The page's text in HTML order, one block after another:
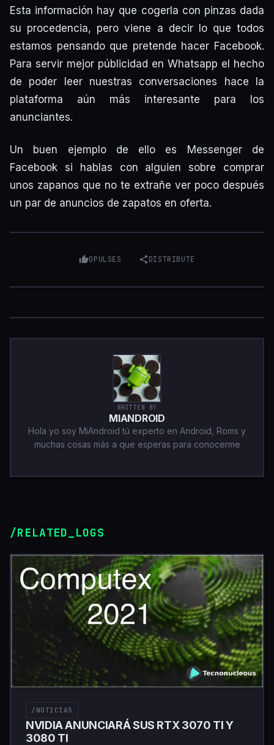
Esta información hay que cogerla con pinzas dada
su procedencia, pero viene a decir lo que todos
estamos pensando que pretende hacer Facebook.
Para servir mejor públicidad en Whatsapp el hecho
de poder leer nuestras conversaciones hace la
plataforma aún más interesante para los
anunciantes.
Un buen ejemplo de ello es Messenger de
Facebook si hablas con alguien sobre comprar
unos zapanos que no te extrañe ver poco después
un par de anuncios de zapatos en oferta.
0PULSES DISTRIBUTE
WRITTEN BY
MIANDROID
Hola yo soy MiAndroid tú experto en Android, Roms y
muchas cosas más a que esperas para conocerme
/RELATED_LOGS
/NOTICIAS
NVIDIA ANUNCIARÁ SUS RTX 3070 TI Y
3080 TI